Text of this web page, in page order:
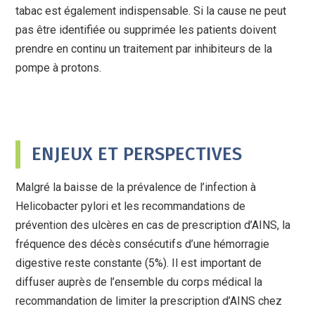
tabac est également indispensable. Si la cause ne peut
pas être identifiée ou supprimée les patients doivent
prendre en continu un traitement par inhibiteurs de la
pompe à protons.
ENJEUX ET PERSPECTIVES
Malgré la baisse de la prévalence de l’infection à
Helicobacter pylori et les recommandations de
prévention des ulcères en cas de prescription d’AINS, la
fréquence des décès consécutifs d’une hémorragie
digestive reste constante (5%). Il est important de
diffuser auprès de l’ensemble du corps médical la
recommandation de limiter la prescription d’AINS chez